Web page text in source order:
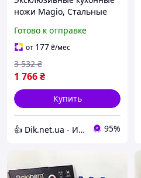
ножи Magio, Стальные
острых ножей для кухни
PA-81
Готово к отправке
от 177₴/мес
1 766₴
3 532 ₴
Купить
👍 Dik.net.ua - Интернет магазин 95%